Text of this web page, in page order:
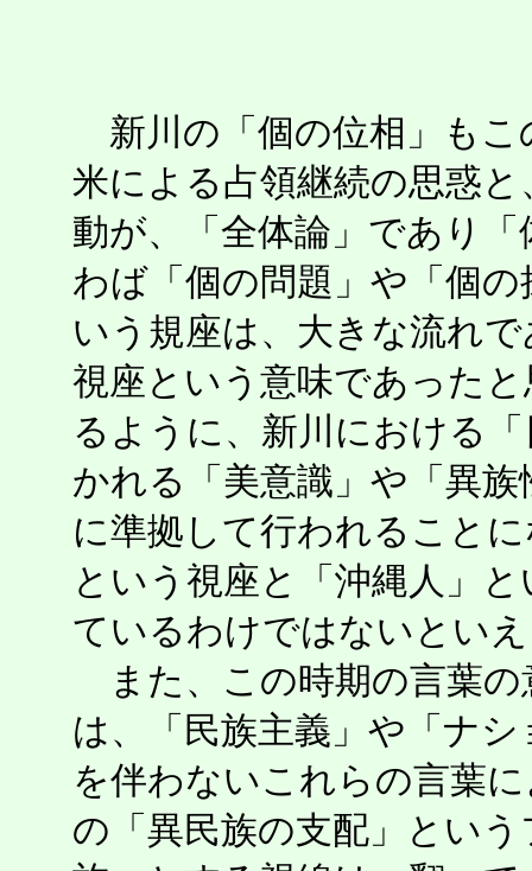
新川の「個の位相」もこ
米による占領継続の思惑
動が、「全体論」であり
わば「個の問題」や「個
いう規座は、大きな流れ
視座という意味であった
るように、新川における
かれる「美意識」や「異
に準拠して行われること
という視座と「沖縄人」
ているわけではないとい
また、この時期の言葉の
は、「民族主義」や「ナ
を伴わないこれらの言葉
の「異民族の支配」とい